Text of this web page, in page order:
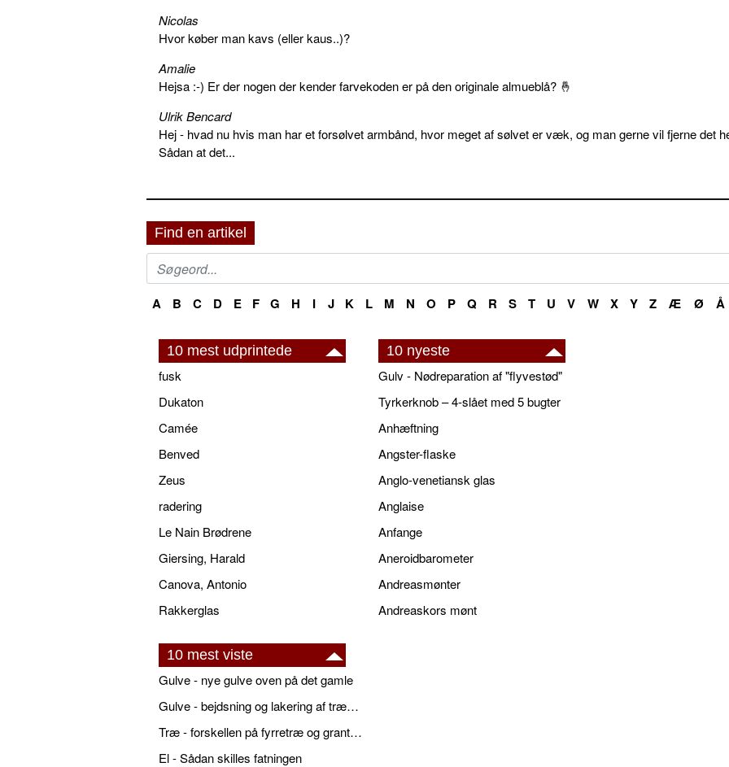
Nicolas
Hvor køber man kavs (eller kaus..)?
Amalie
Hejsa :-) Er der nogen der kender farvekoden er på den originale almueblå? 🤞
Ulrik Bencard
Hej - hvad nu hvis man har et forsølvet armbånd, hvor meget af sølvet er væk, og man gerne vil fjerne det
Sådan at det...
Find en artikel
A B C D E F G H I J K L M N O P Q R S T U V W X Y Z Æ Ø Å
10 mest udprintede
fusk
Dukaton
Camée
Benved
Zeus
radering
Le Nain Brødrene
Giersing, Harald
Canova, Antonio
Rakkerglas
10 nyeste
Gulv - Nødreparation af "flyvestød"
Tyrkerknob – 4-slået med 5 bugter
Anhæftning
Angster-flaske
Anglo-venetiansk glas
Anglaise
Anfange
Aneroidbarometer
Andreasmønter
Andreaskors mønt
10 mest viste
Gulve - nye gulve oven på det gamle
Gulve - bejdsning og lakering af trægulve
Træ - forskellen på fyrretræ og grantræ
El - Sådan skilles fatningen